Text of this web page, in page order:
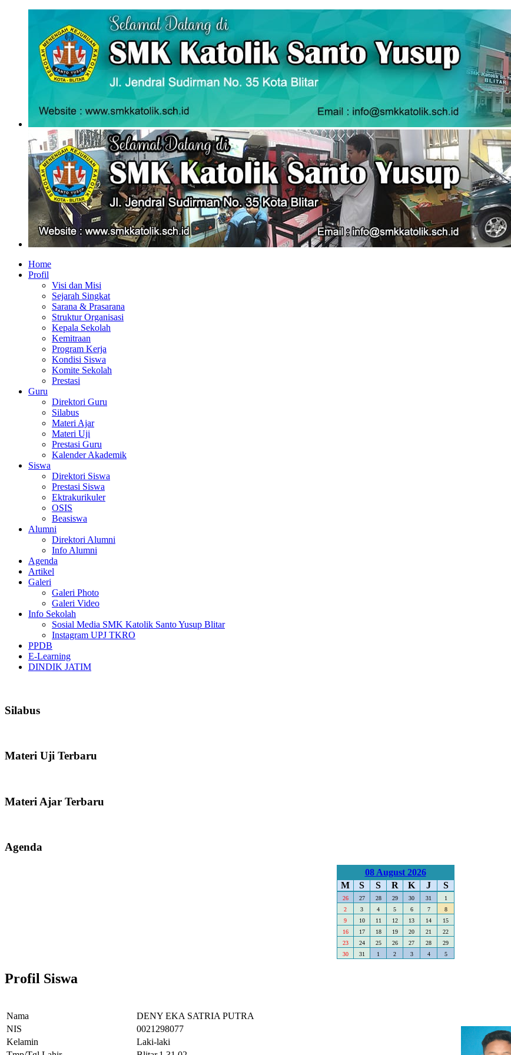
Home
Profil
Visi dan Misi
Sejarah Singkat
Sarana & Prasarana
Struktur Organisasi
Kepala Sekolah
Kemitraan
Program Kerja
Kondisi Siswa
Komite Sekolah
Prestasi
Guru
Direktori Guru
Silabus
Materi Ajar
Materi Uji
Prestasi Guru
Kalender Akademik
Siswa
Direktori Siswa
Prestasi Siswa
Ektrakurikuler
OSIS
Beasiswa
Alumni
Direktori Alumni
Info Alumni
Agenda
Artikel
Galeri
Galeri Photo
Galeri Video
Info Sekolah
Sosial Media SMK Katolik Santo Yusup Blitar
Instagram UPJ TKRO
PPDB
E-Learning
DINDIK JATIM
Silabus
Materi Uji Terbaru
Materi Ajar Terbaru
Agenda
08 August 2026
M
S S R K J S
26 27 28 29 30 31
1
2
3 4 5 6 7
8
9
10 11 12 13 14
15
16
17 18 19 20 21
22
23
24 25 26 27 28
29
30
31 1 2 3 4 5
Profil Siswa
Nama
DENY EKA SATRIA PUTRA
NIS
0021298077
Kelamin
Laki-laki